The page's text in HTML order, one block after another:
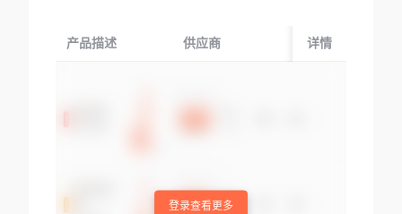
产品描述 供应商 起运国/地区
详情
登录查看更多